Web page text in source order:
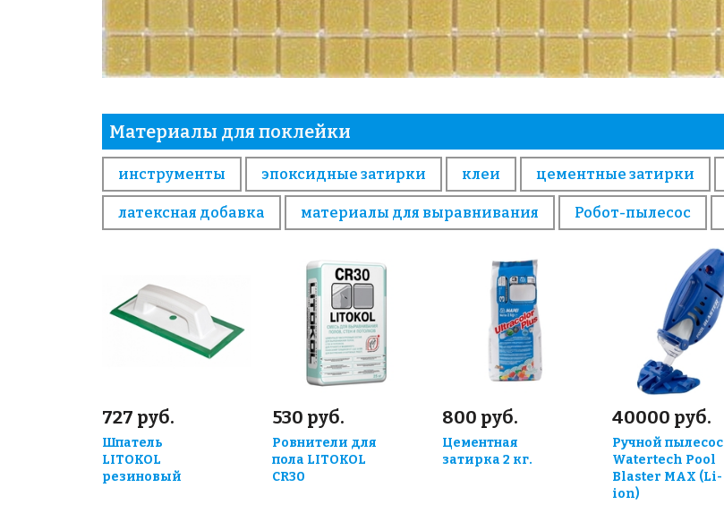
Материалы для поклейки
инструменты эпоксидные затирки клеи цементные затирки
латексная добавка материалы для выравнивания Робот-пылесос
727 руб.
Шпатель
LITOKOL
резиновый
530 руб.
Ровнители для
пола LITOKOL
CR30
800 руб.
Цементная
затирка 2 кг.
40000 руб.
Ручной пылесос
Watertech Pool
Blaster MAX (Li-
ion)